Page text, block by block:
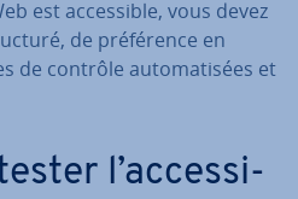
est ac­ces­sible, vous devez
de pré­fé­rence en
de contrôle au­to­ma­ti­sées et
l’ac­ces­si­